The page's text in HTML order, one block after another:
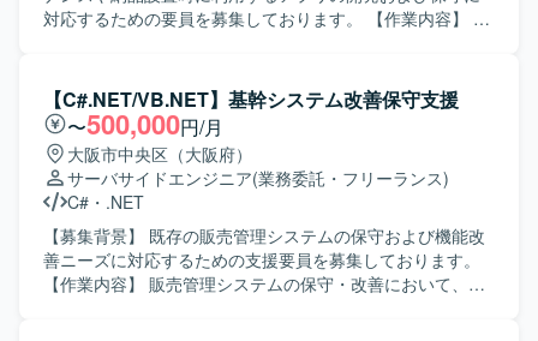
けます。要件確認からリリースまで一貫して携わることが
言語を用いた販売管理システムの開発・保守環境となりま
す。
対応するための要員を募集しております。 【作業内容】 コ
携わって頂きます。市場で発生した問題の再現、ログを用
いた原因解析、ソフトウェアの修正などを行って頂きま
す。 【求める人物像】 ユーザーの業務を理解しながら主体
的に問題解決に取り組んで頂ける方を求めております。顧
客とのコミュニケーションを取りながら、柔軟に調整や改
善提案を行って頂ける方が望ましいです。 【ポジションの
魅力】 現場で利用されるメンテナンスツールの開発および
保守を通じて、業務効率化や品質向上に直接貢献して頂け
ます。市場からのフィードバックをもとにした改善サイク
【C#.NET/VB.NET】基幹システム改善保守支援
〜500,000円/月
大阪市中央区（大阪府）
サーバサイドエンジニア(業務委託・フリーランス)
C# ・ .NET
【募集背景】 既存の販売管理システムの保守および機能改
善ニーズに対応するための支援要員を募集しております。
【作業内容】 販売管理システムの保守・改善において、要